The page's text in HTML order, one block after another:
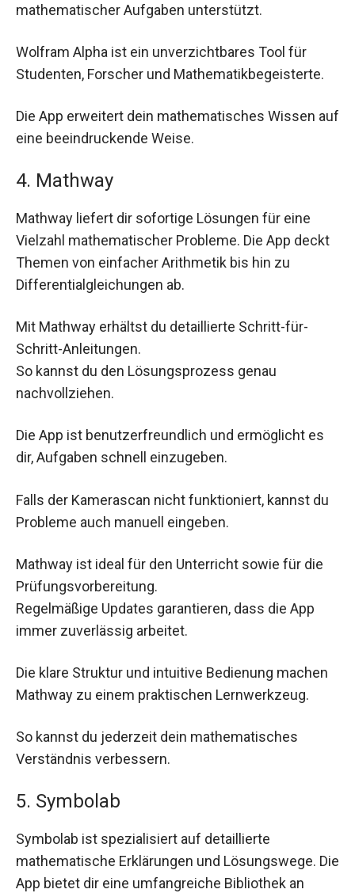
mathematischer Aufgaben unterstützt.
Wolfram Alpha ist ein unverzichtbares Tool für
Studenten, Forscher und Mathematikbegeisterte.
Die App erweitert dein mathematisches Wissen auf
eine beeindruckende Weise.
4. Mathway
Mathway liefert dir sofortige Lösungen für eine
Vielzahl mathematischer Probleme. Die App deckt
Themen von einfacher Arithmetik bis hin zu
Differentialgleichungen ab.
Mit Mathway erhältst du detaillierte Schritt-für-
Schritt-Anleitungen.
So kannst du den Lösungsprozess genau
nachvollziehen.
Die App ist benutzerfreundlich und ermöglicht es
dir, Aufgaben schnell einzugeben.
Falls der Kamerascan nicht funktioniert, kannst du
Probleme auch manuell eingeben.
Mathway ist ideal für den Unterricht sowie für die
Prüfungsvorbereitung.
Regelmäßige Updates garantieren, dass die App
immer zuverlässig arbeitet.
Die klare Struktur und intuitive Bedienung machen
Mathway zu einem praktischen Lernwerkzeug.
So kannst du jederzeit dein mathematisches
Verständnis verbessern.
5. Symbolab
Symbolab ist spezialisiert auf detaillierte
mathematische Erklärungen und Lösungswege. Die
App bietet dir eine umfangreiche Bibliothek an